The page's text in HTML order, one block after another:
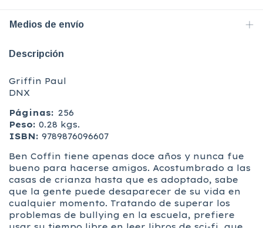
Medios de envío
Descripción
Griffin Paul
DNX
Páginas: 256
Peso: 0.28 kgs.
ISBN: 9789876096607
Ben Coffin tiene apenas doce años y nunca fue
bueno para hacerse amigos. Acostumbrado a las
casas de crianza hasta que es adoptado, sabe
que la gente puede desaparecer de su vida en
cualquier momento. Tratando de superar los
problemas de bullying en la escuela, prefiere